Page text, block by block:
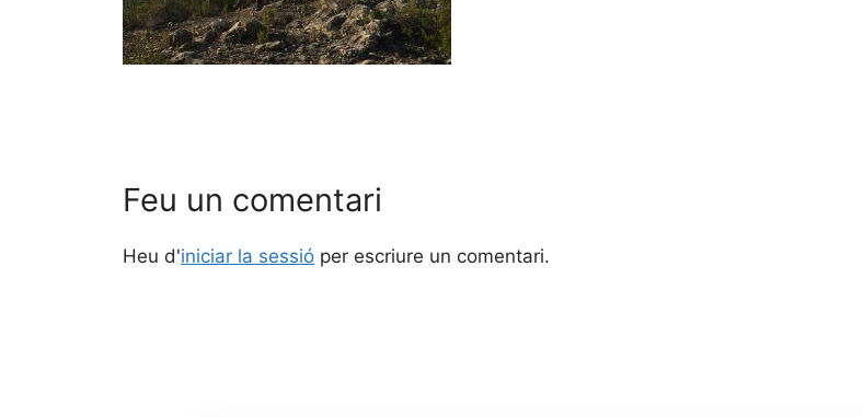
Feu un comentari
Heu d'iniciar la sessió per escriure un comentari.